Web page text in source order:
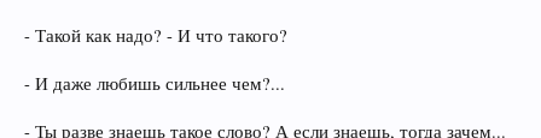
- Такой как надо? - И что такого?
- И даже любишь сильнее чем?...
- Ты разве знаешь такое слово? А если знаешь, тогда зачем...